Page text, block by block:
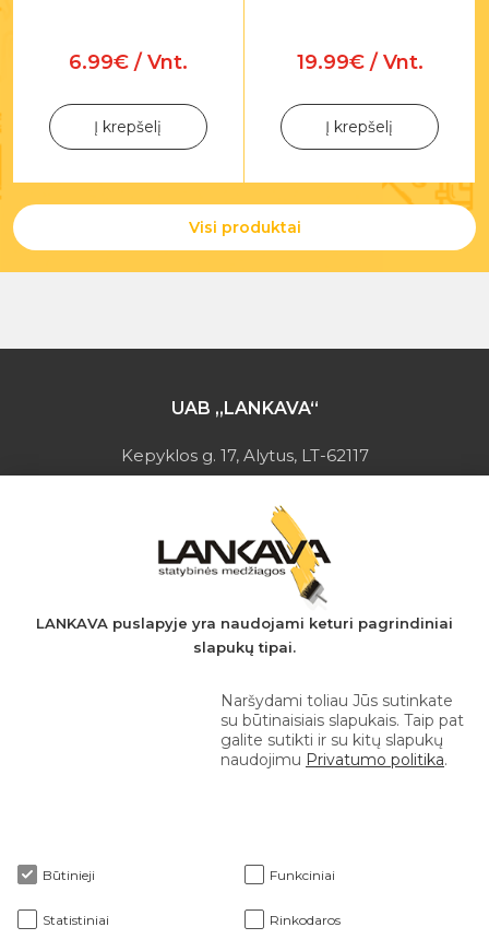
Visi produktai
6.99€ / Vnt.
Į krepšelį
19.99€ / Vnt.
Į krepšelį
UAB „LANKAVA“
Kepyklos g. 17, Alytus, LT-62117
Įmonės kodas: 149728275
PVM mokėtojo kodas: LT497282716
A.s.: LT037044060001923651
AB SEB bankas
+370 610 42 222
Apie mus
Klientams
LANKAVA puslapyje yra naudojami keturi pagrindiniai
slapukų tipai.
Naršydami toliau Jūs sutinkate
su būtinaisiais slapukais. Taip pat
galite sutikti ir su kitų slapukų
naudojimu Privatumo politika.
Būtinieji Funkciniai
Statistiniai Rinkodaros